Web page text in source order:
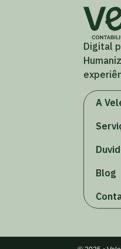
Digital
A
Blog